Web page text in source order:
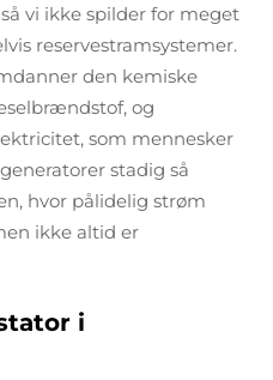
vi ikke spilder for meget
reservestramsystemer.
den kemiske
og
som mennesker
stadig så
hvor pålidelig strøm
ikke altid er
i